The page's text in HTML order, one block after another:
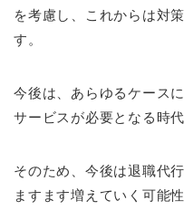
を考慮し、これからは対
す。
今後は、あらゆるケース
サービスが必要となる時
そのため、今後は退職代
ますます増えていく可能